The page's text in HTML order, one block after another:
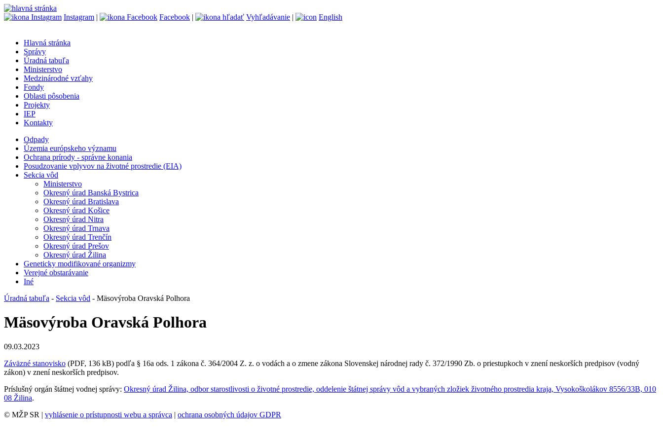
Instagram | Facebook | Vyhľadávanie | English
Hlavná stránka
Správy
Úradná tabuľa
Ministerstvo
Medzinárodné vzťahy
Fondy
Oblasti pôsobenia
Projekty
IEP
Kontakty
Odpady
Územia európskeho významu
Ochrana prírody - správne konania
Posudzovanie vplyvov na životné prostredie (EIA)
Sekcia vôd
Ministerstvo
Okresný úrad Banská Bystrica
Okresný úrad Bratislava
Okresný úrad Košice
Okresný úrad Nitra
Okresný úrad Trnava
Okresný úrad Trenčín
Okresný úrad Prešov
Okresný úrad Žilina
Geneticky modifikované organizmy
Verejné obstarávanie
Iné
Úradná tabuľa - Sekcia vôd - Mäsovýroba Oravská Polhora
Mäsovýroba Oravská Polhora
09.03.2023
Záväzné stanovisko (PDF, 136 kB) podľa § 16a ods. 1 zákona č. 364/2004 Z. z. o vodách a o zmene zákona Slovenskej národnej rady č. 372/1990 Zb. o priestupkoch v znení neskorších predpisov (vodný
zákon) v znení neskorších predpisov.
Príslušný orgán štátnej vodnej správy: Okresný úrad Žilina, odbor starostlivosti o životné prostredie, oddelenie štátnej správy vôd a vybraných zložiek životného prostredia kraja, Vysokoškolákov 8556/33B, 010
08 Žilina.
© MŽP SR | vyhlásenie o prístupnosti webu a správca | ochrana osobných údajov GDPR